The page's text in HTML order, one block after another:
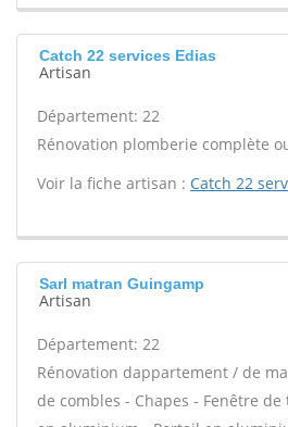
Catch 22 services Edias
Artisan
Département: 22
Rénovation plomberie complète
Voir la fiche artisan : Catch 22
Sarl matran Guingamp
Artisan
Département: 22
Rénovation dappartement / de
de combles - Chapes - Fenêtre